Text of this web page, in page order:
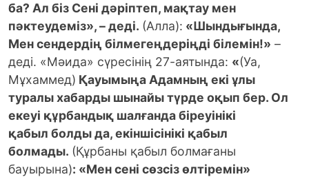
ба? Ал біз Сені дәріптеп, мақтау мен
пәктеудеміз», – деді. (Алла): «Шындығында,
Мен сендердің білмегеңдеріңді білемін!» –
деді. «Мәида» сүресінің 27-аятында: «(Уа,
Мұхаммед) Қауымыңа Адамның екі ұлы
туралы хабарды шынайы түрде оқып бер. Ол
екеуі құрбандық шалғанда біреуінікі
қабыл болды да, екіншісінікі қабыл
болмады. (Құрбаны қабыл болмағаны
бауырына): «Мен сені сөзсіз өлтіремін»